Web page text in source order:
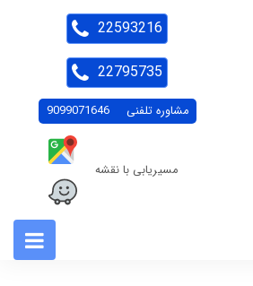
مشاوره تلفنی 9099071646
مسیریابی با نقشه
22593216
22795735